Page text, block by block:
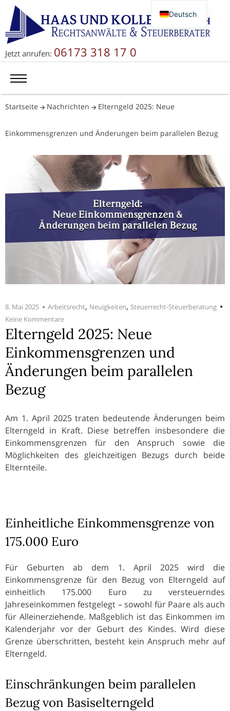
Jetzt anrufen: 06173 318 17 0
Startseite Nachrichten Elterngeld 2025: Neue
Einkommensgrenzen und Änderungen beim parallelen Bezug
8. Mai 2025 Arbeitsrecht, Neuigkeiten, Steuerrecht-Steuerberatung
Keine Kommentare
Elterngeld 2025: Neue
Einkommensgrenzen und
Änderungen beim parallelen
Bezug
Am 1. April 2025 traten bedeutende Änderungen beim
Elterngeld in Kraft. Diese betreffen insbesondere die
Einkommensgrenzen für den Anspruch sowie die
Möglichkeiten des gleichzeitigen Bezugs durch beide
Elternteile.
Einheitliche Einkommensgrenze von
175.000 Euro
Für Geburten ab dem 1. April 2025 wird die
Einkommensgrenze für den Bezug von Elterngeld auf
einheitlich 175.000 Euro zu versteuerndes
Jahreseinkommen festgelegt – sowohl für Paare als auch
für Alleinerziehende. Maßgeblich ist das Einkommen im
Kalenderjahr vor der Geburt des Kindes. Wird diese
Grenze überschritten, besteht kein Anspruch mehr auf
Elterngeld.
Einschränkungen beim parallelen
Bezug von Basiselterngeld
Deutsch
English
简体中文